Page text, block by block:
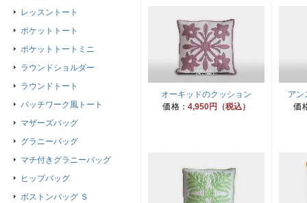
オーキッドのクッション
価格： 4,950円（税込）
アン
価
レッスントート
ポケットトート
ポケットトートミニ
ラウンドショルダー
ラウンドトート
パッチワーク風トート
マザーズバッグ
グラニーバッグ
マチ付きグラニーバッグ
ヒップバッグ
ボストンバッグ Ｓ